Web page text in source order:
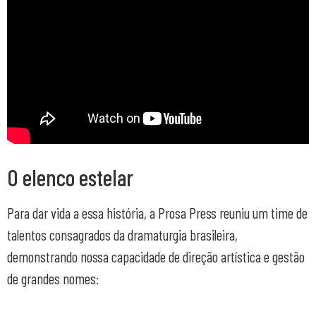
O elenco estelar
Para dar vida a essa história, a Prosa Press reuniu um time de
talentos consagrados da dramaturgia brasileira,
demonstrando nossa capacidade de direção artística e gestão
de grandes nomes: